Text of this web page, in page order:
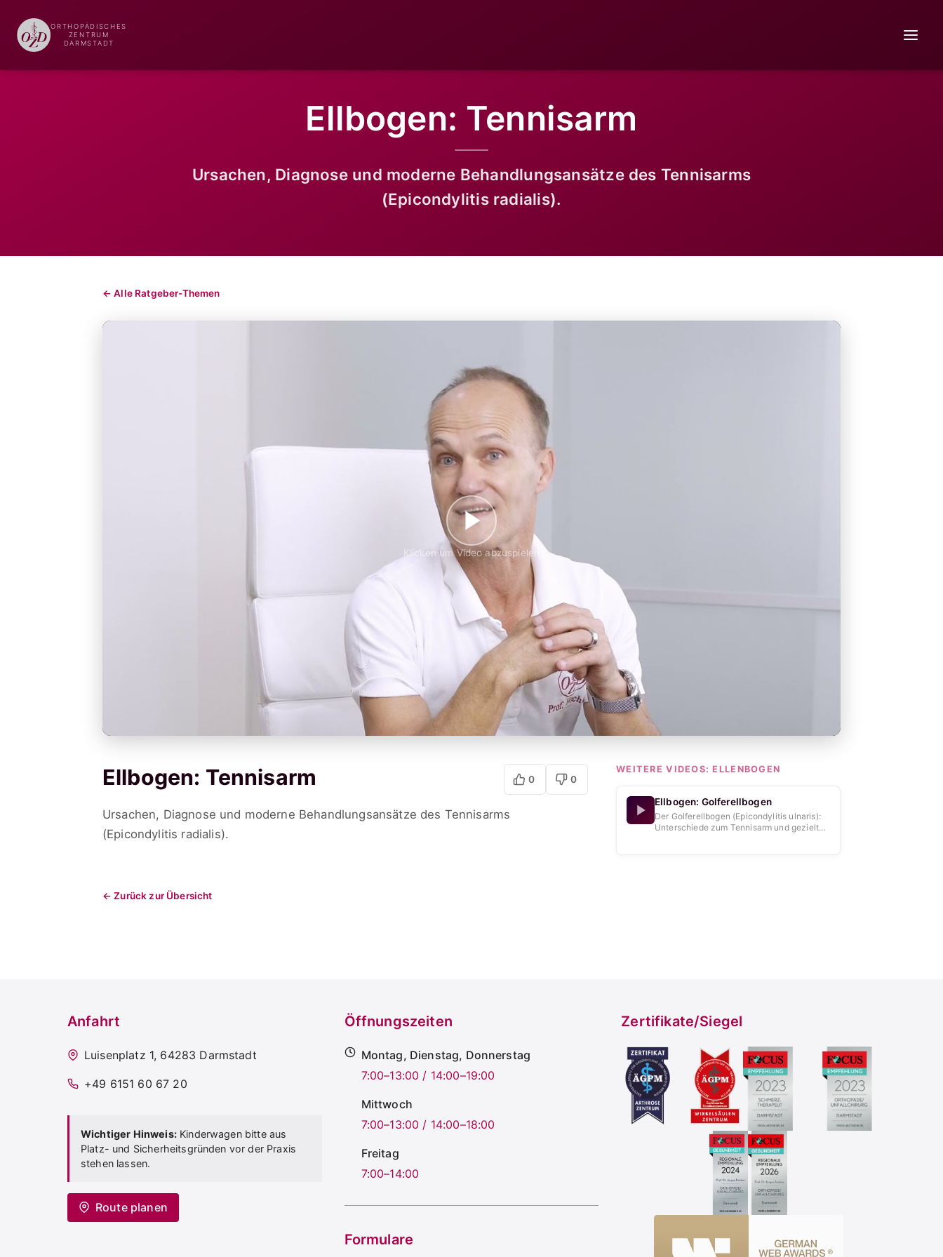
ORTHOPÄDISCHES
ZENTRUM
DARMSTADT
Ellbogen: Tennisarm
Ursachen, Diagnose und moderne Behandlungsansätze des Tennisarms
(Epicondylitis radialis).
← Alle Ratgeber-Themen
Klicken um Video abzuspielen
Ellbogen: Tennisarm 0 0
Ursachen, Diagnose und moderne Behandlungsansätze des Tennisarms
(Epicondylitis radialis).
WEITERE VIDEOS: ELLENBOGEN
Ellbogen: Golferellbogen
Der Golferellbogen (Epicondylitis ulnaris):
Unterschiede zum Tennisarm und gezielte
← Zurück zur Übersicht
Anfahrt
Luisenplatz 1, 64283 Darmstadt
+49 6151 60 67 20
Wichtiger Hinweis:Kinderwagen bitte aus
Platz- und Sicherheitsgründen vor der Praxis
stehen lassen.
Route planen
Öffnungszeiten
Montag, Dienstag, Donnerstag
7:00–13:00 / 14:00–19:00
Mittwoch
7:00–13:00 / 14:00–18:00
Freitag
7:00–14:00
Formulare
Zertifikate/Siegel